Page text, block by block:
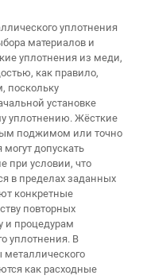
уплотнения
материалов и
уплотнения из меди,
как правило,
поскольку
установке
уплотнению. Жёсткие
поджимом или точно
допускать
при условии, что
в пределах заданных
конкретные
повторных
и процедурам
уплотнения. В
как расходные